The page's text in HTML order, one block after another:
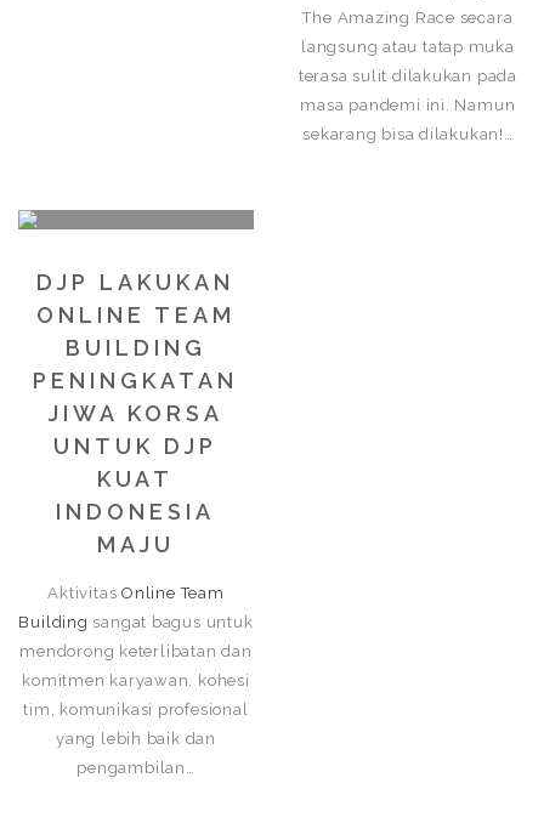
The Amazing Race secara
langsung atau tatap muka
terasa sulit dilakukan pada
masa pandemi ini. Namun
sekarang bisa dilakukan!…
DJP LAKUKAN
ONLINE TEAM
BUILDING
PENINGKATAN
JIWA KORSA
UNTUK DJP
KUAT
INDONESIA
MAJU
AktivitasOnline Team
Building sangat bagus untuk
mendorong keterlibatan dan
komitmen karyawan, kohesi
tim, komunikasi profesional
yang lebih baik dan
pengambilan…